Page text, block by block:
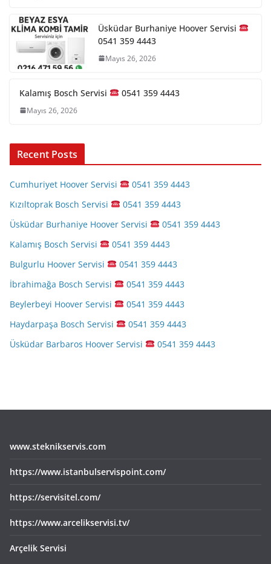
Üsküdar Burhaniye Hoover Servisi
0541 359 4443
Mayıs 26, 2026
Kalamış Bosch Servisi 0541 359 4443
Mayıs 26, 2026
Recent Posts
Cumhuriyet Hoover Servisi
0541 359 4443
Kızıltoprak Bosch Servisi
0541 359 4443
Üsküdar Burhaniye Hoover Servisi
0541 359 4443
Kalamış Bosch Servisi
0541 359 4443
Bulgurlu Hoover Servisi
0541 359 4443
İbrahimağa Bosch Servisi
0541 359 4443
Beylerbeyi Hoover Servisi
0541 359 4443
Haydarpaşa Bosch Servisi
0541 359 4443
Üsküdar Barbaros Hoover Servisi
0541 359 4443
www.steknikservis.com
https://www.istanbulservispoint.com/
https://servisitel.com/
https://www.arcelikservisi.tv/
Arçelik Servisi